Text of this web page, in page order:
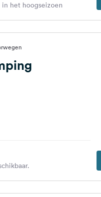
in het hoogseizoen